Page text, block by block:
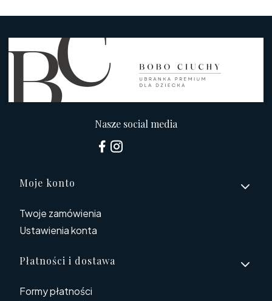
Nasze social media
Linki w stopce
Moje konto
Twoje zamówienia
Ustawienia konta
Płatności i dostawa
Formy płatności